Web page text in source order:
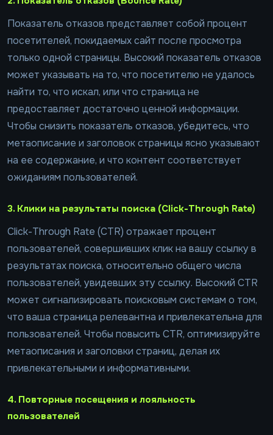
Показатель отказов представляет собой процент
посетителей, покидаемых сайт после просмотра
только одной страницы. Высокий показатель отказов
может указывать на то, что посетителю не удалось
найти то, что искал, или что страница не
предоставляет достаточно ценной информации.
Чтобы снизить показатель отказов, убедитесь, что
метаописание и заголовок страницы ясно указывают
на ее содержание, и что контент соответствует
ожиданиям пользователей.
3. Клики на результаты поиска (Click-Through Rate)
Click-Through Rate (CTR) отражает процент
пользователей, совершивших клик на вашу ссылку в
результатах поиска, относительно общего числа
пользователей, увидевших эту ссылку. Высокий CTR
может сигнализировать поисковым системам о том,
что ваша страница релевантна и привлекательна для
пользователей. Чтобы повысить CTR, оптимизируйте
метаописания и заголовки страниц, делая их
привлекательными и информативными.
4. Повторные посещения и лояльность
пользователей